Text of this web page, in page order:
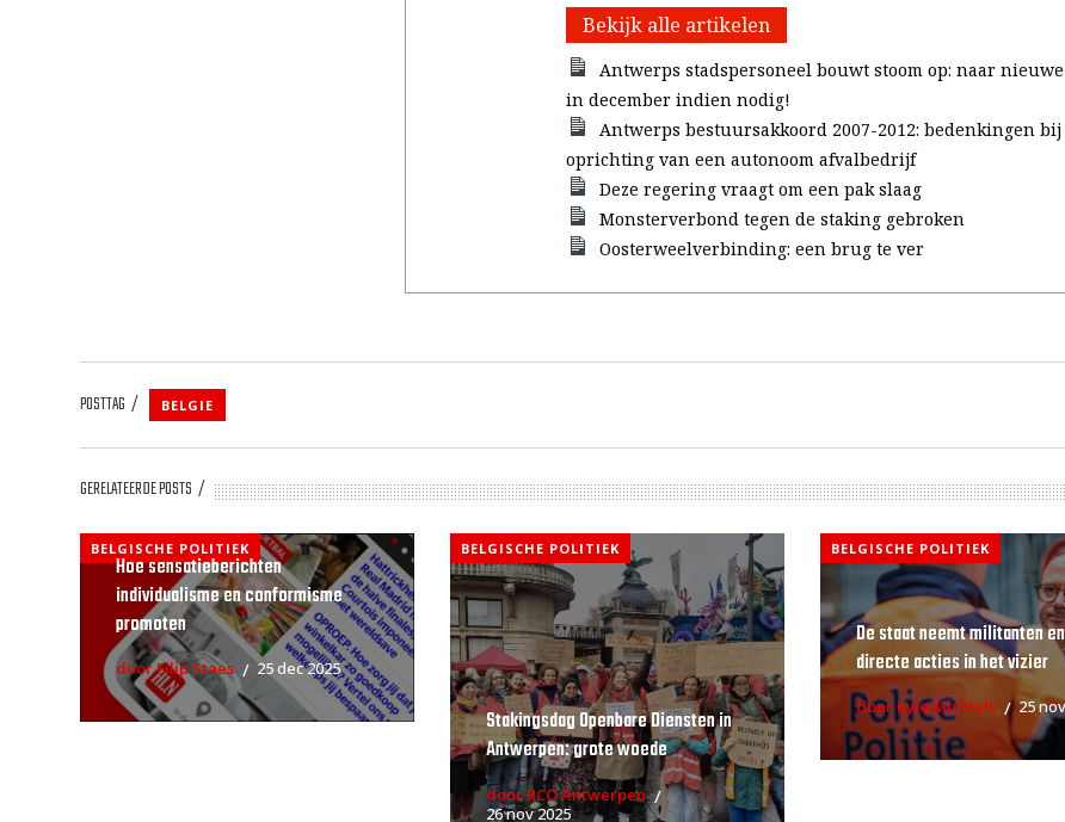
Bekijk alle artikelen
Antwerps stadspersoneel bouwt stoom op: naar
in december indien nodig!
Antwerps bestuursakkoord 2007-2012: bedenkingen bij
oprichting van een autonoom afvalbedrijf
Deze regering vraagt om een pak slaag
Monsterverbond tegen de staking gebroken
Oosterweelverbinding: een brug te ver
POSTTAG BELGIE
GERELATEERDE POSTS
BELGISCHE POLITIEK
Hoe sensatieberichten
individualisme en conformisme
promoten
door Filip Staes 25 dec 2025
BELGISCHE POLITIEK
Stakingsdag Openbare Diensten in
Antwerpen: grote woede
door RCO Antwerpen
26 nov 2025
BELGISCHE POLITIEK
De staat neemt militanten en
directe acties in het vizier
door Kyle Michiels 25